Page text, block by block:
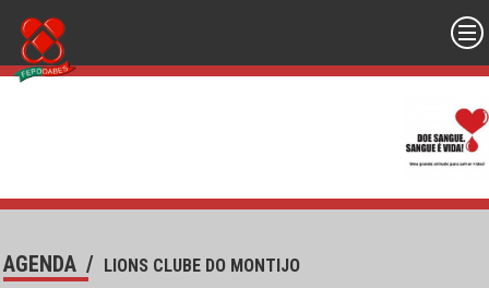
AGENDA / LIONS CLUBE DO MONTIJO